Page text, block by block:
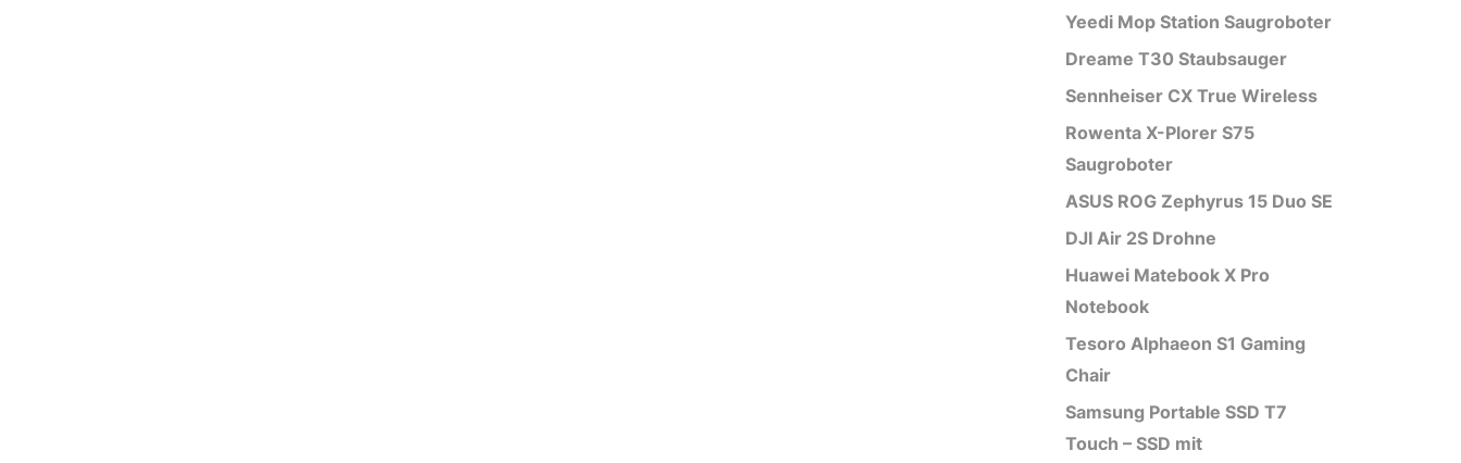
Yeedi Mop Station Saugroboter
Dreame T30 Staubsauger
Sennheiser CX True Wireless
Rowenta X-Plorer S75
Saugroboter
ASUS ROG Zephyrus 15 Duo SE
DJI Air 2S Drohne
Huawei Matebook X Pro
Notebook
Tesoro Alphaeon S1 Gaming
Chair
Samsung Portable SSD T7
Touch – SSD mit